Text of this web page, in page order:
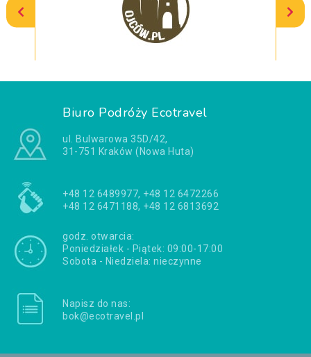
Biuro Podróży Ecotravel
ul. Bulwarowa 35D/42,
31-751 Kraków (Nowa Huta)
+48 12 6489977, +48 12 6472266
+48 12 6471188, +48 12 6813692
godz. otwarcia:
Poniedziałek - Piątek: 09:00-17:00
Sobota - Niedziela: nieczynne
Napisz do nas:
bok@ecotravel.pl